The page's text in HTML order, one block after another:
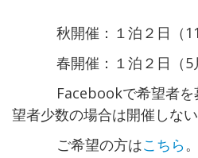
秋開催：１泊２日（11
春開催：１泊２日（5月
Facebookで希望者を募
望者少数の場合は開催しない
ご希望の方はこちら。